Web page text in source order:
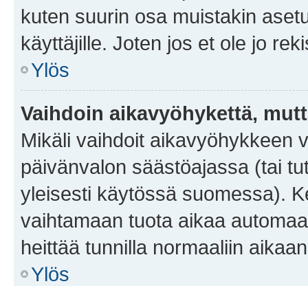
kuten suurin osa muistakin
käyttäjille. Joten jos et ole jo
Ylös
Vaihdoin aikavyöhykettä,
Mikäli vaihdoit aikavyöhykkeen
päivänvalon säästöajassa (tai
yleisesti käytössä suomessa).
vaihtamaan tuota aikaa
heittää tunnilla normaaliin
Ylös